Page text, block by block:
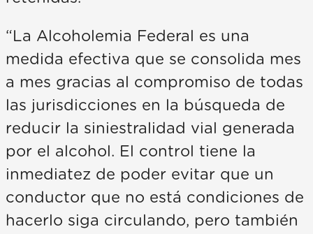
“La Alcoholemia Federal es una
medida efectiva que se consolida mes
a mes gracias al compromiso de todas
las jurisdicciones en la búsqueda de
reducir la siniestralidad vial generada
por el alcohol. El control tiene la
inmediatez de poder evitar que un
conductor que no está condiciones de
hacerlo siga circulando, pero también